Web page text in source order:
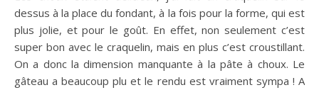
dessus à la place du fondant, à la fois pour la forme, qui est
plus jolie, et pour le goût. En effet, non seulement c’est
super bon avec le craquelin, mais en plus c’est croustillant.
On a donc la dimension manquante à la pâte à choux. Le
gâteau a beaucoup plu et le rendu est vraiment sympa ! A